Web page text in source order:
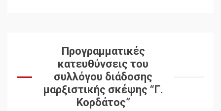
Προγραμματικές
κατευθύνσεις του
συλλόγου διάδοσης
μαρξιστικής σκέψης “Γ.
Κορδάτος”